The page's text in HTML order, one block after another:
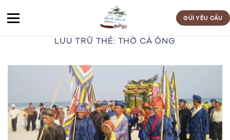
qua
GỬI YÊU CẦU
LƯU TRỮ THẺ: THỜ CÁ ÔNG